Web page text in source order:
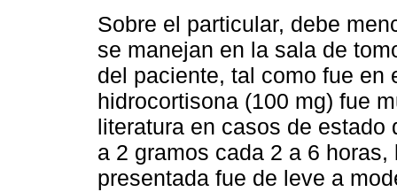
Sobre el particular, debe
se manejan en la sala de
del paciente, tal como fue en
hidrocortisona (100 mg) fue
literatura en casos de
a 2 gramos cada 2 a 6
presentada fue de leve a